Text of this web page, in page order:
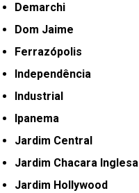
Demarchi
Dom Jaime
Ferrazópolis
Independência
Industrial
Ipanema
Jardim Central
Jardim Chacara Inglesa
Jardim Hollywood